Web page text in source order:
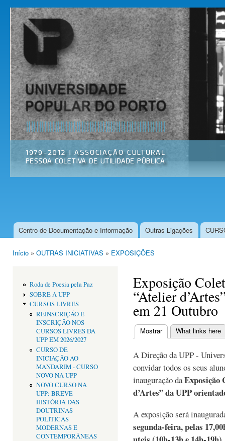
Universidade
Popular do
Porto
Associação
Cultural
Menu principal
Centro de Documentação e Informação Outras Ligações
Início » OUTRAS INICIATIVAS » EXPOSIÇÕES
Roda de Poesia pela Paz
SOBRE A UPP
CURSOS LIVRES
REINSCRIÇÃO E
INSCRIÇÃO NOS
CURSOS LIVRES DA
UPP EM 2026/2027
CURSO DE
INICIAÇÃO AO
MANDARIM - CURSO
NOVO NA UPP
NOVO CURSO NA
UPP: BREVE
HISTÓRIA DAS
DOUTRINAS
POLÍTICAS
MODERNAS E
CONTEMPORÂNEAS
Exposição
“Atelier
em 21 Outubro
Separadores
Mostrar(separador ativo)
What links here
A Direção da UPP -
convidar todos os seus
inauguração daExposição
d’Artes” da UPP
A exposição será
segunda-feira, pelas